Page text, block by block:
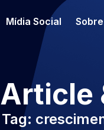
Mídia Social
Article
Tag: